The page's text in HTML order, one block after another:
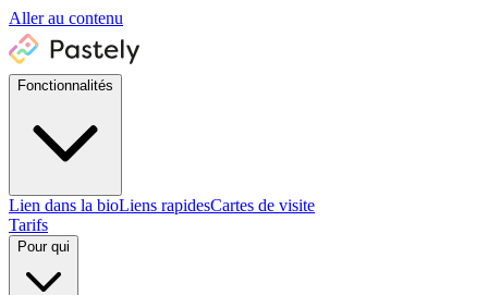
Aller au contenu
Fonctionnalités
Lien dans la bioLiens rapidesCartes de visite
Tarifs
Pour qui